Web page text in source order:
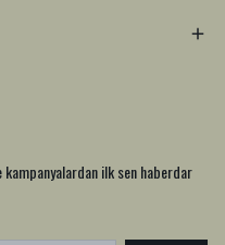
ilk sen haberdar